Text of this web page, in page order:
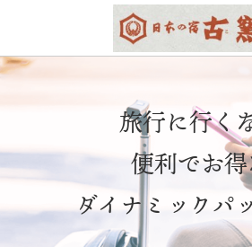
旅行に行く
便利でお
ダイナミックパ